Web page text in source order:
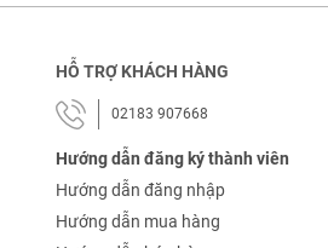
HỖ TRỢ KHÁCH HÀNG
02183 907668
Hướng dẫn đăng ký thành viên
Hướng dẫn đăng nhập
Hướng dẫn mua hàng